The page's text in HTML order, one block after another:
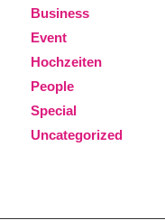
Business
Event
Hochzeiten
People
Special
Uncategorized